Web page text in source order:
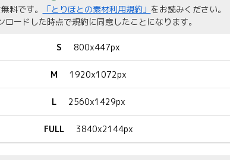
料です。
「とりほとの素材利用規約」 をお読みください。
ロードした時点で規約に同意したことになります。
S 800x447px
M 1920x1072px
L 2560x1429px
FULL 3840x2144px